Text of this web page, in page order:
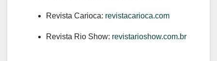
Revista Carioca: revistacarioca.com
Revista Rio Show: revistarioshow.com.br